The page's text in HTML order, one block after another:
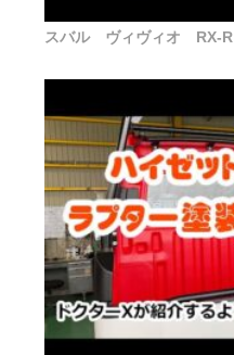
スバル ヴィヴィオ RX-R